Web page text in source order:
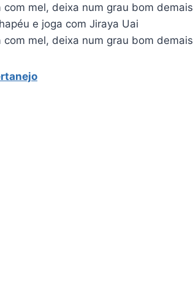
com mel, deixa num grau bom demais
e joga com Jiraya Uai
com mel, deixa num grau bom demais